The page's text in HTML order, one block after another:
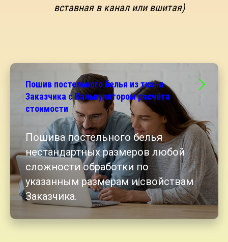
вставная в канал или вшитая)
Пошив постельного белья из ткани
Заказчика с Калькулятором расчёта
стоимости
Пошива постельного белья
нестандартных размеров любой
сложности обработки по
указанным размерам и свойствам
Заказчика.